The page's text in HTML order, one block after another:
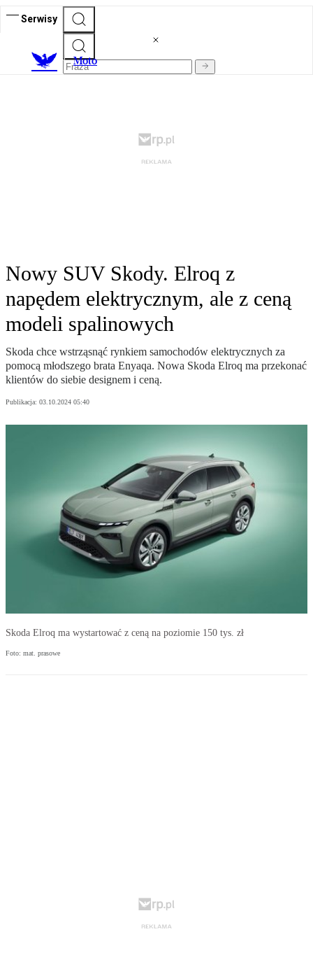
Serwisy
Moto
Nowy SUV Skody. Elroq z
napędem elektrycznym, ale z ceną
modeli spalinowych
Skoda chce wstrząsnąć rynkiem samochodów elektrycznych za
pomocą młodszego brata Enyaqa. Nowa Skoda Elroq ma przekonać
klientów do siebie designem i ceną.
Publikacja: 03.10.2024 05:40
Skoda Elroq ma wystartować z ceną na poziomie 150 tys. zł
Foto: mat. prasowe